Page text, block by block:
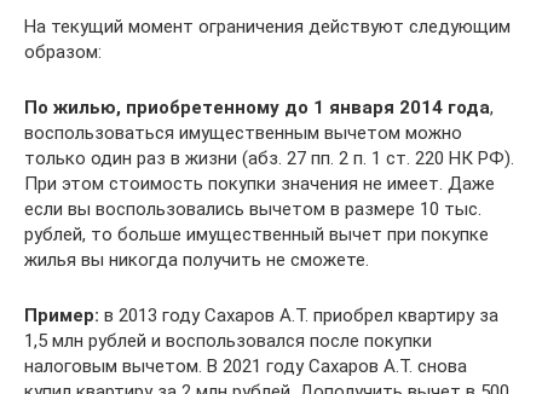
На текущий момент ограничения действуют следующим
образом:
По жилью, приобретенному до 1 января 2014 года,
воспользоваться имущественным вычетом можно
только один раз в жизни (абз. 27 пп. 2 п. 1 ст. 220 НК РФ).
При этом стоимость покупки значения не имеет. Даже
если вы воспользовались вычетом в размере 10 тыс.
рублей, то больше имущественный вычет при покупке
жилья вы никогда получить не сможете.
Пример: в 2013 году Сахаров А.Т. приобрел квартиру за
1,5 млн рублей и воспользовался после покупки
налоговым вычетом. В 2021 году Сахаров А.Т. снова